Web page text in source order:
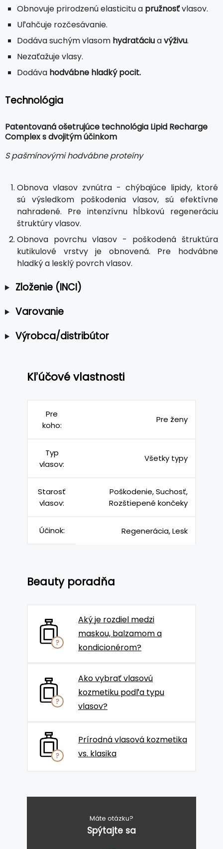
Obnovuje prirodzenú elasticitu a pružnosťvlasov.
Uľahčuje rozčesávanie.
Dodáva suchým vlasom hydratáciuavýživu.
Nezaťažuje vlasy.
Dodáva hodvábne hladký pocit.
Technológia
Patentovaná ošetrujúce technológia Lipid Recharge
Complex s dvojitým účinkom
S pašmínovými hodvábne proteíny
Obnova vlasov zvnútra - chýbajúce lipidy, ktoré
sú výsledkom poškodenia vlasov, sú efektívne
nahradené. Pre intenzívnu hĺbkovú regeneráciu
štruktúry vlasov.
Obnova povrchu vlasov - poškodená štruktúra
kutikulové vrstvy je obnovená. Pre hodvábne
hladký a lesklý povrch vlasov.
Zloženie (INCI)
Varovanie
Výrobca/distribútor
Kľúčové vlastnosti
Pre
koho:
Pre ženy
Typ
vlasov:
Všetky typy
Starosť
vlasov:
Poškodenie, Suchosť,
Rozštiepené končeky
Účinok: Regenerácia, Lesk
Beauty poradňa
Aký je rozdiel medzi
maskou, balzamom a
kondicionérom?
Ako vybrať vlasovú
kozmetiku podľa typu
vlasov?
Prírodná vlasová kozmetika
vs. klasika
Máte otázku?
Spýtajte sa